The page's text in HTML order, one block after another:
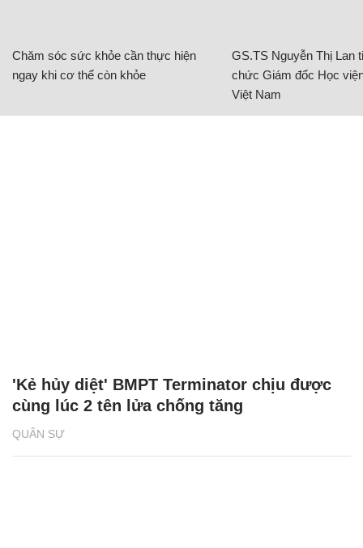
Chăm sóc sức khỏe cần thực hiện
ngay khi cơ thể còn khỏe
GS.TS Nguyễn Thị Lan
chức Giám đốc Học
Việt Nam
QUÂN SỰ
'Kẻ hủy diệt' BMPT Terminator chịu được
cùng lúc 2 tên lửa chống tăng